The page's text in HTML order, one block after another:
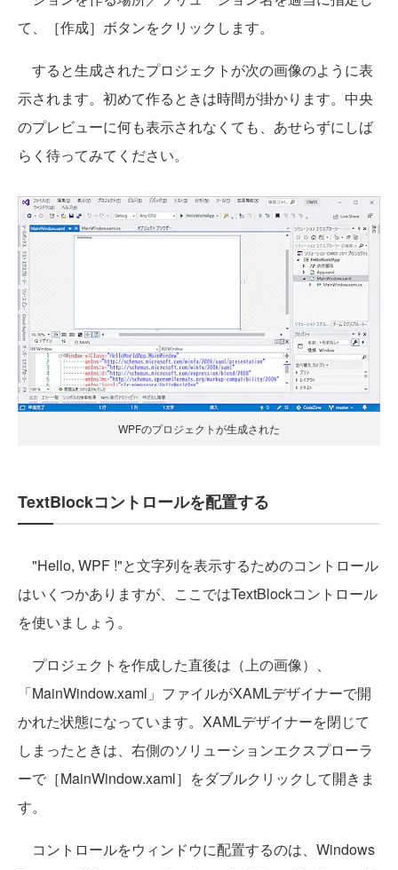
て、［作成］ボタンをクリックします。
すると生成されたプロジェクトが次の画像のように表
示されます。初めて作るときは時間が掛かります。中央
のプレビューに何も表示されなくても、あせらずにしば
らく待ってみてください。
WPFのプロジェクトが生成された
TextBlockコントロールを配置する
"Hello, WPF !"と文字列を表示するためのコントロール
はいくつかありますが、ここではTextBlockコントロール
を使いましょう。
プロジェクトを作成した直後は（上の画像）、
「MainWindow.xaml」ファイルがXAMLデザイナーで開
かれた状態になっています。XAMLデザイナーを閉じて
しまったときは、右側のソリューションエクスプローラ
ーで［MainWindow.xaml］をダブルクリックして開きま
す。
コントロールをウィンドウに配置するのは、Windows